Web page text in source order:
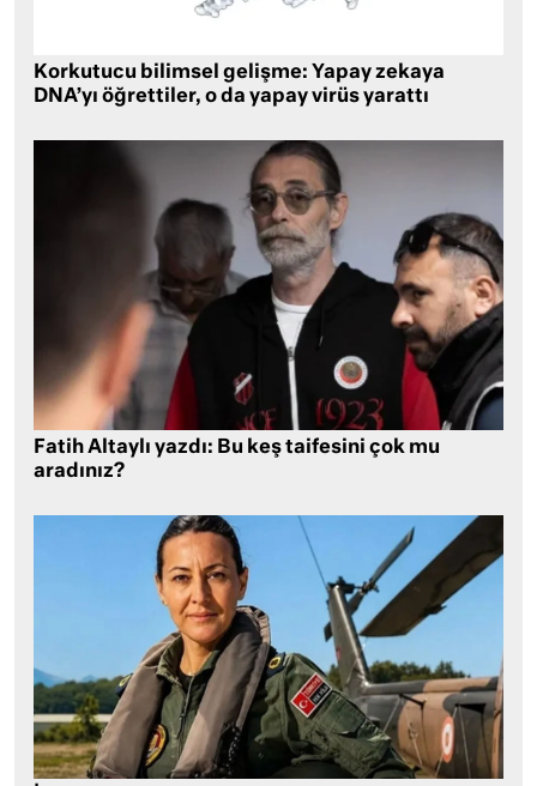
Korkutucu bilimsel gelişme: Yapay zekaya
DNA’yı öğrettiler, o da yapay virüs yarattı
Fatih Altaylı yazdı: Bu keş taifesini çok mu
aradınız?